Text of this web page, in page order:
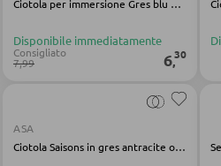
Credenze a giorno
Faretti a parete a LED
Lampadari a LED
Faretti e punti luce a
Lampade da tavolo a
Ciotola per immersione Gres blu Caldera
Disponibile immediatamente
Consigliato
7,99 6,30
ASA
Ciotola Saisons in gres antracite opaco